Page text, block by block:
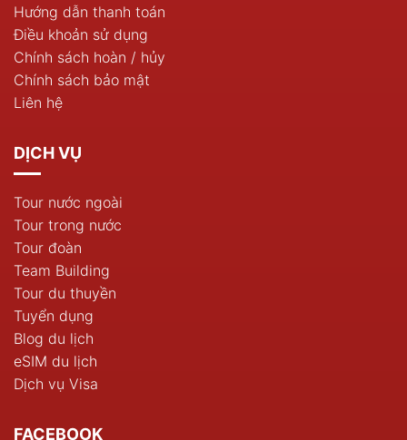
Hướng dẫn thanh toán
Điều khoản sử dụng
Chính sách hoàn / hủy
Chính sách bảo mật
Liên hệ
DỊCH VỤ
Tour nước ngoài
Tour trong nước
Tour đoàn
Team Building
Tour du thuyền
Tuyển dụng
Blog du lịch
eSIM du lịch
Dịch vụ Visa
FACEBOOK